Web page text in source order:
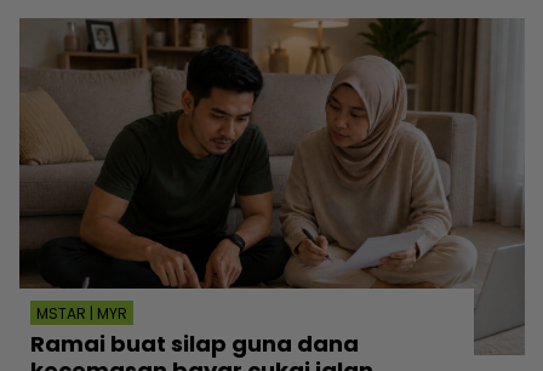
MSTAR | MYR
Ramai buat silap guna dana